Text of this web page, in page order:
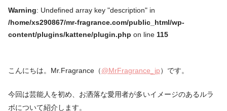
Warning: Undefined array key "description" in
/home/xs290867/mr-fragrance.com/public_html/wp-
content/plugins/kattene/plugin.php on line 115
こんにちは。Mr.Fragrance（ @MrFragrance_jp ）です。
今回は芸能人を初め、お洒落な愛用者が多いイメージのあるルラ
ボについて紹介します。